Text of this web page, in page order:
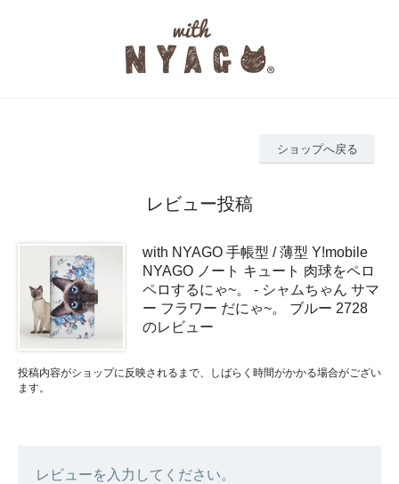
ショップへ戻る
レビュー投稿
with NYAGO 手帳型 / 薄型 Y!mobile
NYAGO ノート キュート 肉球をペロ
ペロするにゃ~。 - シャムちゃん サマ
ー フラワー だにゃ~。 ブルー 2728
のレビュー
投稿内容がショップに反映されるまで、しばらく時間がかかる場合がござい
ます。
レビューを入力してください。